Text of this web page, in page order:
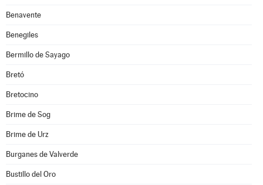
Benavente
Benegiles
Bermillo de Sayago
Bretó
Bretocino
Brime de Sog
Brime de Urz
Burganes de Valverde
Bustillo del Oro